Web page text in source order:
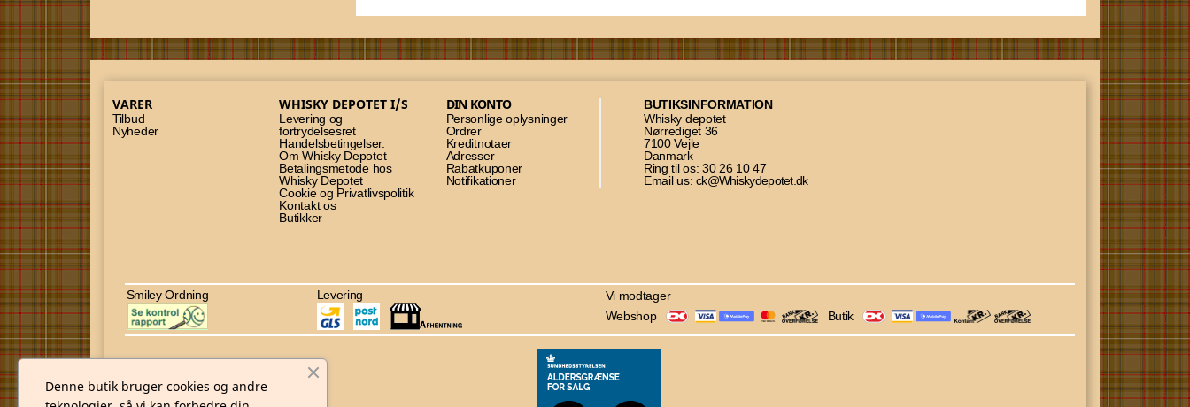
VARER
Tilbud
Nyheder
WHISKY DEPOTET I/S
Levering og
fortrydelsesret
Handelsbetingelser.
Om Whisky Depotet
Betalingsmetode hos
Whisky Depotet
Cookie og Privatlivspolitik
Kontakt os
Butikker
DIN KONTO
Personlige oplysninger
Ordrer
Kreditnotaer
Adresser
Rabatkuponer
Notifikationer
BUTIKSINFORMATION
Whisky depotet
Nørrediget 36
7100 Vejle
Danmark
Ring til os:30 26 10 47
Email us: ck@Whiskydepotet.dk
Smiley Ordning Levering
Vi modtager
Webshop
Butik
Denne butik bruger cookies og andre